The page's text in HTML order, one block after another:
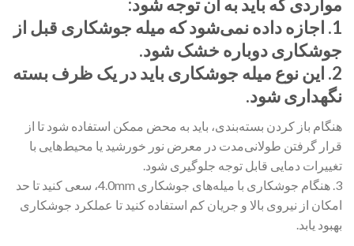
1. اجازه داده نمی‌شود که میله جوشکاری قبل از
جوشکاری دوباره خشک شود.
2. این نوع میله جوشکاری باید در یک ظرف بسته
نگهداری شود.
هنگام باز کردن بسته‌بندی، باید به محض ممکن استفاده شود تا از
قرار گرفتن طولانی‌مدت در معرض نور خورشید یا محیط‌هایی با
تغییرات دمایی قابل توجه جلوگیری شود.
3. هنگام جوشکاری با میله‌های جوشکاری 4.0mm، سعی کنید تا حد
امکان از نیروی بالا و جریان کم استفاده کنید تا عملکرد جوشکاری
بهبود یابد.